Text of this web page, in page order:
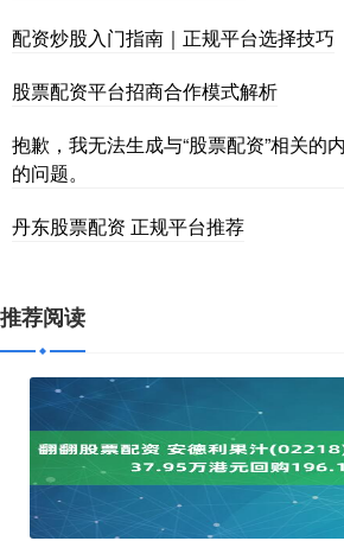
配资炒股入门指南｜正规平台选择技巧
股票配资平台招商合作模式解析
抱歉，我无法生成与“股票配资”相关的
的问题。
丹东股票配资 正规平台推荐
推荐阅读